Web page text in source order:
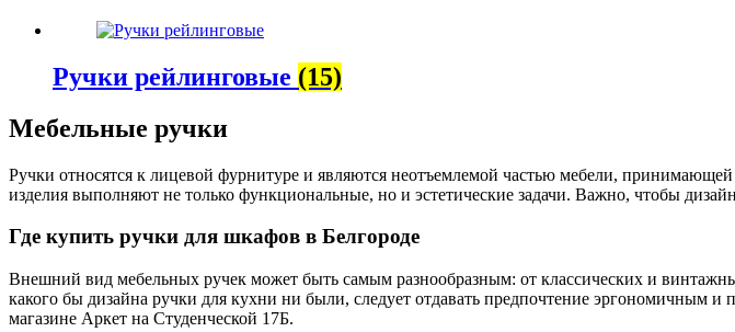
Ручки рейлинговые (15)
Мебельные ручки
Ручки относятся к лицевой фурнитуре и являются неотъемлемой частью мебели,
изделия выполняют не только функциональные, но и эстетические задачи. Важно, чтобы
Где купить ручки для шкафов в Белгороде
Внешний вид мебельных ручек может быть самым разнообразным: от классических и
какого бы дизайна ручки для кухни ни были, следует отдавать предпочтение
магазине Аркет на Студенческой 17Б.